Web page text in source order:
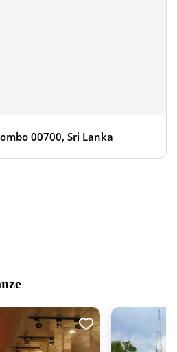
00700, Sri Lanka